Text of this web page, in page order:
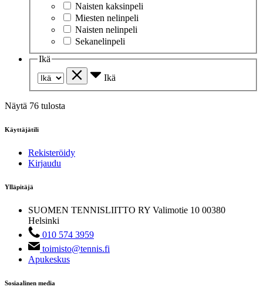
Naisten kaksinpeli
Miesten nelinpeli
Naisten nelinpeli
Sekanelinpeli
Ikä
Ikä
Näytä 76 tulosta
Käyttäjätili
Rekisteröidy
Kirjaudu
Ylläpitäjä
SUOMEN TENNISLIITTO RY Valimotie 10 00380
Helsinki
010 574 3959
toimisto@tennis.fi
Apukeskus
Sosiaalinen media